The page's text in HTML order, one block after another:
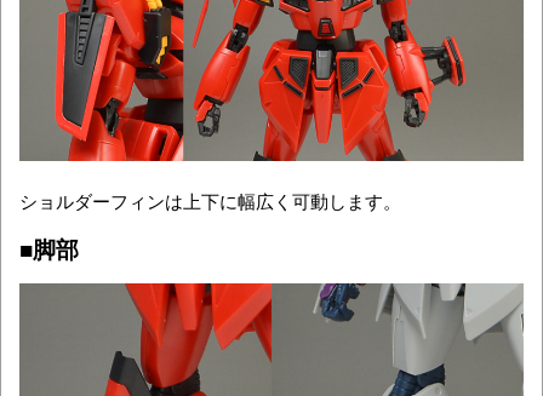
ショルダーフィンは上下に幅広く可動します。
■脚部